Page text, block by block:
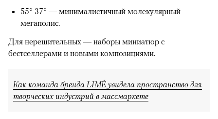
55° 37° — минималистичный молекулярный
мегаполис.
Для нерешительных — наборы миниатюр с
бестселлерами и новыми композициями.
Как команда бренда LIMÉ увидела пространство для
творческих индустрий в массмаркете